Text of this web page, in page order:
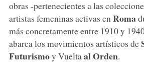
obras -pertenecientes a las
artistas femeninas activas en Roma
más concretamente entre 1910 y
abarca los movimientos artísticos de
Futurismoy Vuelta al Orden.